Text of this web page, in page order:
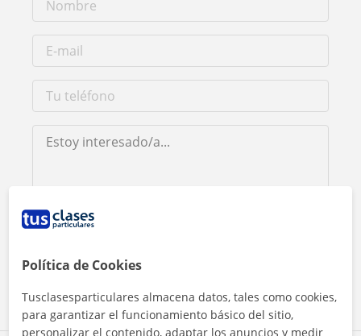
Al hacer clic, aceptas nuestro
Contactar ahora
Política de Cookies
Tusclasesparticulares almacena datos, tales como cookies,
para garantizar el funcionamiento básico del sitio,
personalizar el contenido, adaptar los anuncios y medir